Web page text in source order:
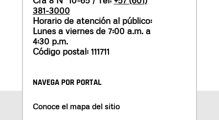
381-3000
Horario de atención al público:
Lunes a viernes de 7:00 a.m. a
4:30 p.m.
Código postal: 111711
NAVEGA POR PORTAL
Conoce el mapa del sitio